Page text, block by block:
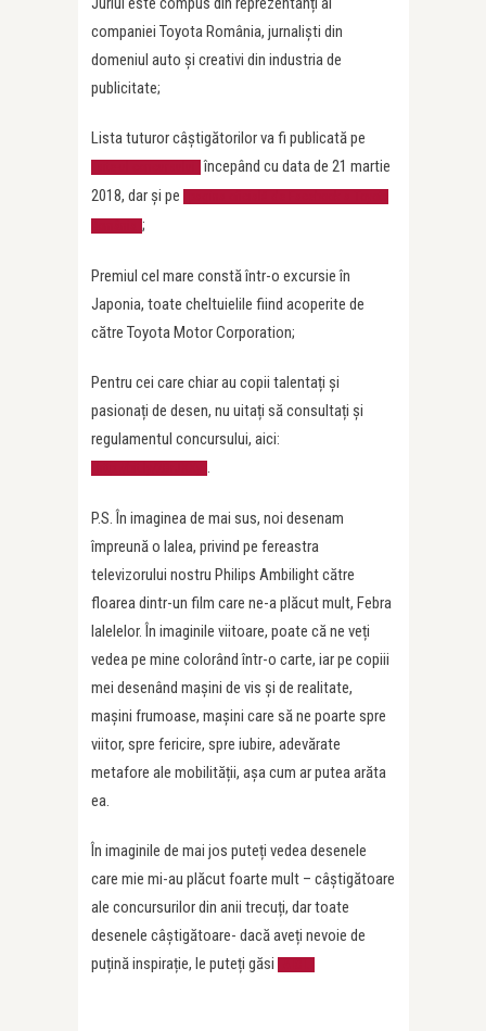
companiei Toyota România, jurnaliști din
domeniul auto și creativi din industria de
publicitate;
Lista tuturor câștigătorilor va fi publicată pe
începând cu data de 21 martie
2018, dar și pe
;
Premiul cel mare constă într-o excursie în
Japonia, toate cheltuielile fiind acoperite de
către Toyota Motor Corporation;
Pentru cei care chiar au copii talentați și
pasionați de desen, nu uitați să consultați și
regulamentul concursului, aici:
.
P.S. În imaginea de mai sus, noi desenam
împreună o lalea, privind pe fereastra
televizorului nostru Philips Ambilight către
floarea dintr-un film care ne-a plăcut mult, Febra
lalelelor. În imaginile viitoare, poate că ne veți
vedea pe mine colorând într-o carte, iar pe copiii
mei desenând mașini de vis și de realitate,
mașini frumoase, mașini care să ne poarte spre
viitor, spre fericire, spre iubire, adevărate
metafore ale mobilității, așa cum ar putea arăta
ea.
În imaginile de mai jos puteți vedea desenele
care mie mi-au plăcut foarte mult – câștigătoare
ale concursurilor din anii trecuți, dar toate
desenele câștigătoare- dacă aveți nevoie de
puțină inspirație, le puteți găsi